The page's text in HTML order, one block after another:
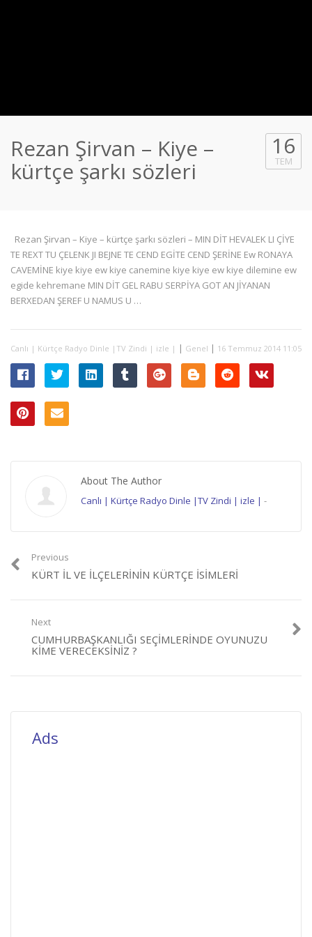
Rezan Şirvan – Kiye –
kürtçe şarkı sözleri
16
TEM
Rezan Şirvan – Kiye – kürtçe şarkı sözleri – MIN DİT HEVALEK LI ÇİYE
TE REXT TU ÇELENK JI BEJNE TE CEND EGİTE CEND ŞERİNE Ew RONAYA
CAVEMİNE kiye kiye ew kiye canemine kiye kiye ew kiye dilemine ew
egide kehremane MIN DİT GEL RABU SERPİYA GOT AN JİYANAN
BERXEDAN ŞEREF U NAMUS U …
Canlı | Kürtçe Radyo Dinle |TV Zindi | izle | | Genel | 16 Temmuz 2014 11:05
About The Author
Canlı | Kürtçe Radyo Dinle |TV Zindi | izle | -
Previous
KÜRT İL VE ILÇELERININ KÜRTÇE ISIMLERI
Next
CUMHURBAŞKANLIĞI SEÇIMLERINDE OYUNUZU
KIME VERECEKSINIZ ?
Ads